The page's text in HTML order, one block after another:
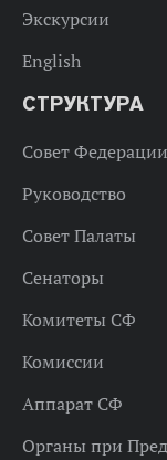
Экскурсии
English
СТРУКТУРА
Совет Федерации
Руководство
Совет Палаты
Сенаторы
Комитеты СФ
Комиссии
Аппарат СФ
Органы при